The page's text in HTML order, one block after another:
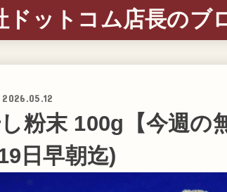
ドットコム店長のブ
2026.05.12
粉末 100g【今週の
日早朝迄)